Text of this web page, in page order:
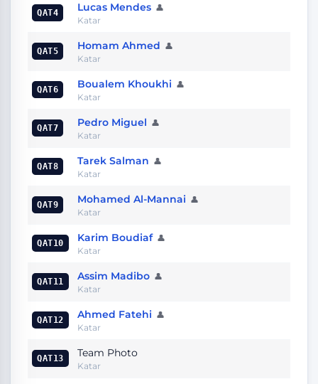
QAT4 Lucas Mendes 👤
Katar
QAT5 Homam Ahmed 👤
Katar
QAT6 Boualem Khoukhi 👤
Katar
QAT7 Pedro Miguel 👤
Katar
QAT8 Tarek Salman 👤
Katar
QAT9 Mohamed Al-Mannai 👤
Katar
QAT10 Karim Boudiaf 👤
Katar
QAT11 Assim Madibo 👤
Katar
QAT12 Ahmed Fatehi 👤
Katar
QAT13 Team Photo
Katar